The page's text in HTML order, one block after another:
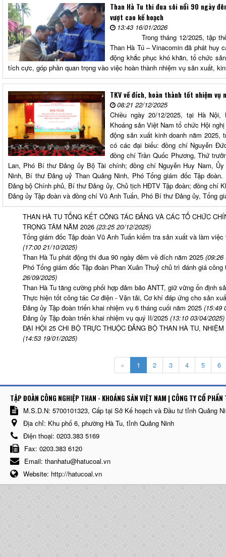
Than Hà Tu thi đua sôi nổi 90 ngày
vượt cao kế hoạch
13:43 16/01/2026
Trong tháng 12/2025, tập thể
Than Hà Tú – Vinacomin đã phát huy
động khắc phục khó khăn, tổ chức
tích cực, góp phần quan trọng vào việc hoàn thành nhiệm vụ sản xuất,
TKV về đích, hoàn thành tốt nhiệm vụ
08:21 22/12/2025
Chiều ngày 20/12/2025, tại Hà
Khoáng sản Việt Nam tổ chức Hội
động sản xuất kinh doanh năm 2025,
có các đại biểu: đồng chí Nguyễn
đồng chí Trần Quốc Phương, Thứ
Lan, Phó Bí thư Đảng ủy Bộ Tài chính; đồng chí Nguyễn Huy Nam,
Ninh, Bí thư Đảng uỷ Than Quảng Ninh, Phó Tổng giám đốc Tập
Đảng bộ Chính phủ, Bí thư Đảng ủy, Chủ tịch HĐTV Tập đoàn; đồng chí
Đảng ủy Tập đoàn và đồng chí Vũ Anh Tuấn, Phó Bí thư Đảng ủy, Tổng
THAN HÀ TU TỔNG KẾT CÔNG TÁC ĐẢNG VÀ CÁC TỔ CHỨC
TRỌNG TÂM NĂM 2026 (23:25 20/12/2025)
Tổng giám đốc Tập đoàn Vũ Anh Tuấn kiểm tra sản xuất và làm
(17:00 21/10/2025)
Than Hà Tu phát động thi đua 90 ngày đêm về đích năm 2025 (09:26
Phó Tổng giám đốc Tập đoàn Phan Xuân Thuỷ chủ trì đánh giá
26/09/2025)
Than Hà Tu tăng cường phối hợp đảm bảo ANTT, giữ vững ổn định
Thực hiện tốt công tác Cơ điện - Vận tải, Cơ khí đáp ứng cho sản
Đảng ủy Tập đoàn triển khai nhiệm vụ 6 tháng cuối năm 2025 (15:49
Đảng ủy Tập đoàn triển khai nhiệm vụ quý II/2025 (13:10 03/04/2025)
ĐẠI HỘI 25 CHI BỘ TRỰC THUỘC ĐẢNG BỘ THAN HÀ TU,
(14:53 19/01/2025)
« 1 2 3 4 5 6
TẬP ĐOÀN CÔNG NGHIỆP THAN - KHOÁNG SẢN VIỆT NAM | CÔNG TY CỔ
M.S.D.N: 5700101323, Cấp tại Sở Kế hoạch và Đầu tư tỉnh Quảng
Địa chỉ: Khu phố 6, phường Hà Tu, tỉnh Quảng Ninh
Điện thoại: 0203.383 5169
Fax: 0203.383 6120
Email: thanhatu@hatucoal.vn
Website: http://hatucoal.vn